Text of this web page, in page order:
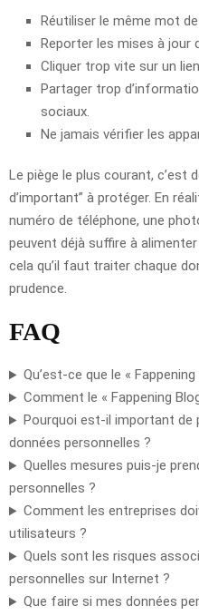
Réutiliser le même mot
Reporter les mises à jour
Cliquer trop vite sur un
Partager trop
sociaux.
Ne jamais vérifier les
Le piège le plus courant, c’est
d’important” à protéger. En
numéro de téléphone, une
peuvent déjà suffire à
cela qu’il faut traiter chaque
prudence.
FAQ
Qu’est-ce que le « Fappening
Comment le « Fappening
Pourquoi est-il important de
données personnelles ?
Quelles mesures puis-je
personnelles ?
Comment les entreprises
utilisateurs ?
Quels sont les risques
personnelles sur Internet ?
Que faire si mes données